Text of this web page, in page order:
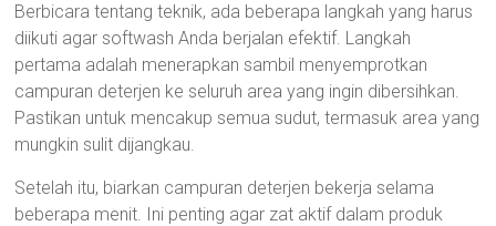
Berbicara tentang teknik, ada beberapa langkah yang harus
diikuti agar softwash Anda berjalan efektif. Langkah
pertama adalah menerapkan sambil menyemprotkan
campuran deterjen ke seluruh area yang ingin dibersihkan.
Pastikan untuk mencakup semua sudut, termasuk area yang
mungkin sulit dijangkau.
Setelah itu, biarkan campuran deterjen bekerja selama
beberapa menit. Ini penting agar zat aktif dalam produk